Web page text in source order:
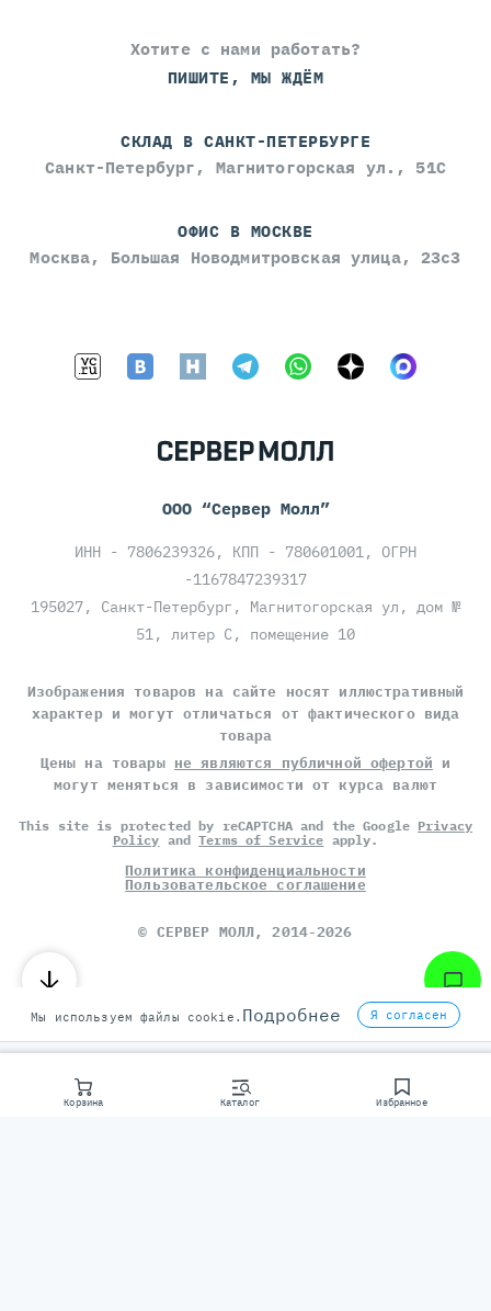
Корзина Каталог Избранное
Хотите с нами работать?
ПИШИТЕ, МЫ ЖДЁМ
СКЛАД В САНКТ-ПЕТЕРБУРГЕ
Санкт-Петербург, Магнитогорская ул., 51С
ОФИС В МОСКВЕ
Москва, Большая Новодмитровская улица, 23с3
ООО “Сервер Молл”
ИНН - 7806239326, КПП - 780601001, ОГРН
-1167847239317
195027, Санкт-Петербург, Магнитогорская ул, дом №
51, литер С, помещение 10
Изображения товаров на сайте носят иллюстративный
характер и могут отличаться от фактического вида
товара
Цены на товары не являются публичной офертой и
могут меняться в зависимости от курса валют
This site is protected by reCAPTCHA and the Google Privacy
Policy andTerms of Service apply.
Политика конфиденциальности
Пользовательское соглашение
© СЕРВЕР МОЛЛ, 2014-2026
Мы используем файлы cookie. Подробнее Я согласен